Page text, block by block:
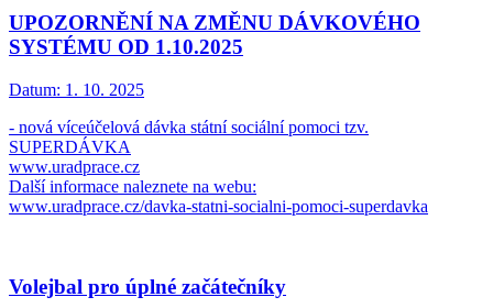
UPOZORNĚNÍ NA ZMĚNU DÁVKOVÉHO
SYSTÉMU OD 1.10.2025
Datum: 1. 10. 2025
- nová víceúčelová dávka státní sociální pomoci tzv.
SUPERDÁVKA
www.uradprace.cz
Další informace naleznete na webu:
www.uradprace.cz/davka-statni-socialni-pomoci-superdavka
Volejbal pro úplné začátečníky